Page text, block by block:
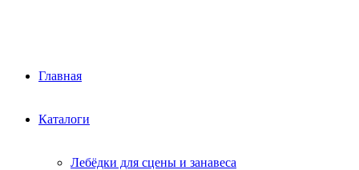
Главная
Каталоги
Лебёдки для сцены и занавеса